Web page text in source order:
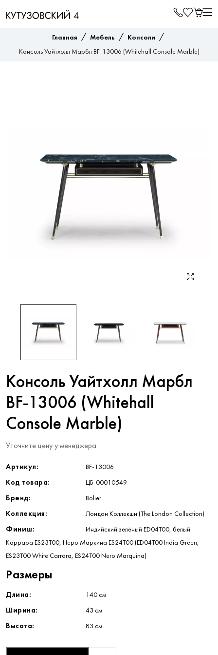
Главная / Мебель / Консоли /
Консоль Уайтхолл Марбл BF-13006 (Whitehall Console Marble)
Консоль Уайтхолл Марбл
BF-13006 (Whitehall
Console Marble)
Уточните цену у менеджера
Артикул: BF-13006
Код товара: ЦБ-00010549
Бренд: Bolier
Коллекция: Лондон Коллекшн (The London Collection)
Финиш: Индийский зелёный ED04T00, белый
Каррара ES23T00, Неро Маркина ES24T00 (ED04T00 India Green,
ES23T00 White Carrara, ES24T00 Nero Marquina)
Размеры
Длина: 140 см
Ширина: 43 см
Высота: 83 см